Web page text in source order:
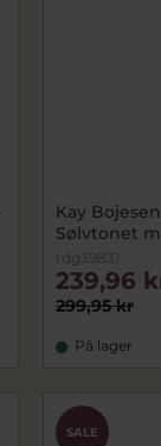
Kay
Sølvtonet
rdg39831
299,95 kr
239,96
På lager
SALE